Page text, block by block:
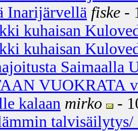
Inarijärvellä fiske -
kuhaisan
kuhaisan
Saimaalla
VUOKRATA
kalaan mirko
-